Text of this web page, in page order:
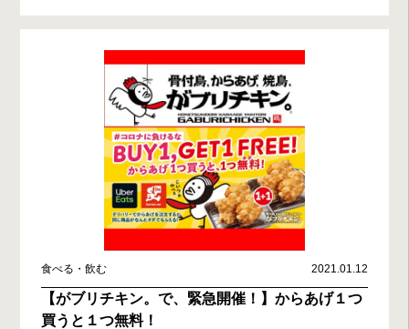
食べる・飲む 2021.01.12
【がブリチキン。で、緊急開催！】からあげ１つ
買うと１つ無料！